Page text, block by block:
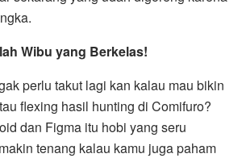
Wibu yang Berkelas!
perlu takut lagi kan kalau mau bikin
flexing hasil hunting di Comifuro?
dan Figma itu hobi yang seru
tenang kalau kamu juga paham